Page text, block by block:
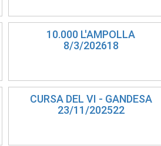
10.000 L'AMPOLLA
8/3/202618
CURSA DEL VI - GANDESA
23/11/202522